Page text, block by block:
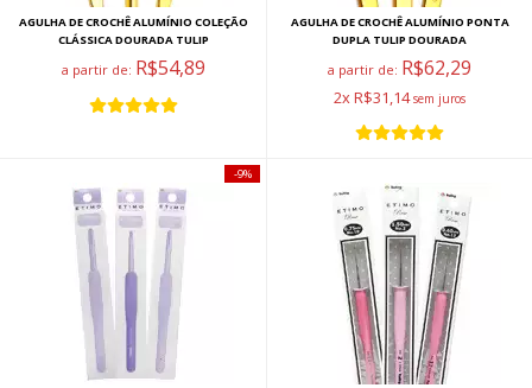
AGULHA DE CROCHÊ ALUMÍNIO COLEÇÃO
CLÁSSICA DOURADA TULIP
a partir de: R$54,89
AGULHA DE CROCHÊ ALUMÍNIO PONTA
DUPLA TULIP DOURADA
a partir de: R$62,29
2x R$31,14
9%